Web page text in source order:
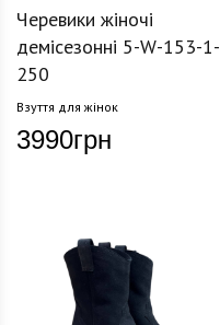
Черевики жіночі
демісезонні 5-W-153-1-
250
Взуття для жінок
3990грн